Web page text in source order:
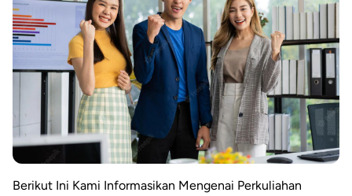
Berikut Ini Kami Informasikan Mengenai Perkuliahan